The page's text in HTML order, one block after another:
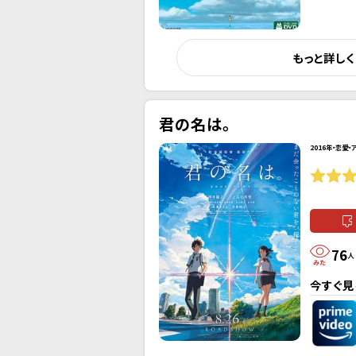
もっと詳し
君の名は。
2016年・恋愛・
76人
今すぐ